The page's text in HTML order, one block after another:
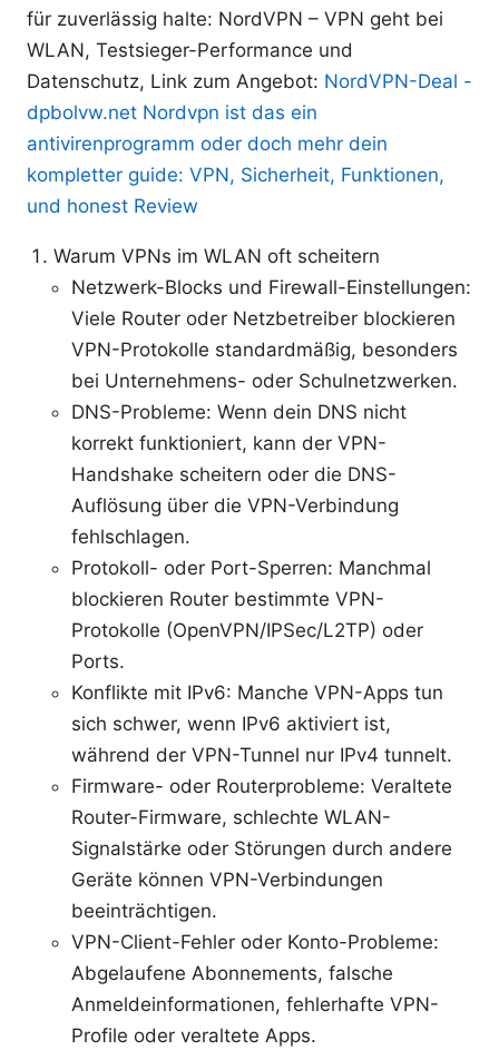
für zuverlässig halte: NordVPN – VPN geht bei
WLAN, Testsieger-Performance und
Datenschutz, Link zum Angebot: NordVPN-Deal -
dpbolvw.net Nordvpn ist das ein
antivirenprogramm oder doch mehr dein
kompletter guide: VPN, Sicherheit, Funktionen,
und honest Review
Warum VPNs im WLAN oft scheitern
Netzwerk-Blocks und Firewall-Einstellungen:
Viele Router oder Netzbetreiber blockieren
VPN-Protokolle standardmäßig, besonders
bei Unternehmens- oder Schulnetzwerken.
DNS-Probleme: Wenn dein DNS nicht
korrekt funktioniert, kann der VPN-
Handshake scheitern oder die DNS-
Auflösung über die VPN-Verbindung
fehlschlagen.
Protokoll- oder Port-Sperren: Manchmal
blockieren Router bestimmte VPN-
Protokolle (OpenVPN/IPSec/L2TP) oder
Ports.
Konflikte mit IPv6: Manche VPN-Apps tun
sich schwer, wenn IPv6 aktiviert ist,
während der VPN-Tunnel nur IPv4 tunnelt.
Firmware- oder Routerprobleme: Veraltete
Router-Firmware, schlechte WLAN-
Signalstärke oder Störungen durch andere
Geräte können VPN-Verbindungen
beeinträchtigen.
VPN-Client-Fehler oder Konto-Probleme:
Abgelaufene Abonnements, falsche
Anmeldeinformationen, fehlerhafte VPN-
Profile oder veraltete Apps.